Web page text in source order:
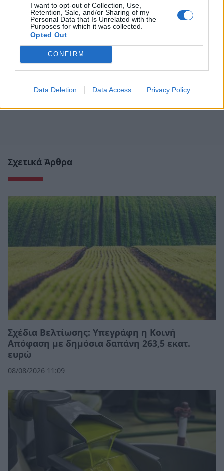
I want to opt-out of Collection, Use,
Retention, Sale, and/or Sharing of my
Personal Data that Is Unrelated with the
Purposes for which it was collected.
Opted Out
CONFIRM
Data Deletion Data Access Privacy Policy
Σχετικά Άρθρα
Σχέδια Βελτίωσης: Υπεγράφη η Κοινή
Απόφαση με δημόσια δαπάνη 263,5 εκατ.
ευρώ
08/08/2026 11:09